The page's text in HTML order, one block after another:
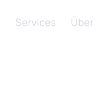
Services Über